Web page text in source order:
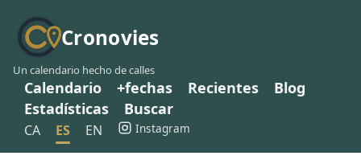
Cronovies
Un calendario hecho de calles
Calendario +fechas Recientes
Blog
Estadísticas
Buscar
CA ES EN Instagram